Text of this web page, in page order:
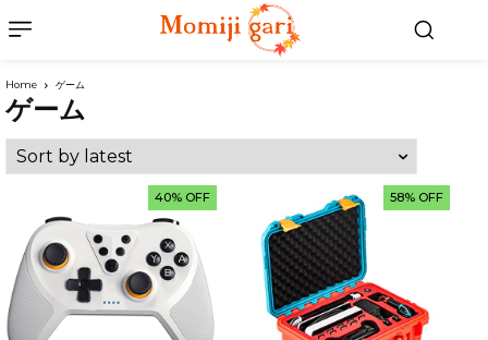
Home ゲーム
ゲーム
40% OFF 58% OFF